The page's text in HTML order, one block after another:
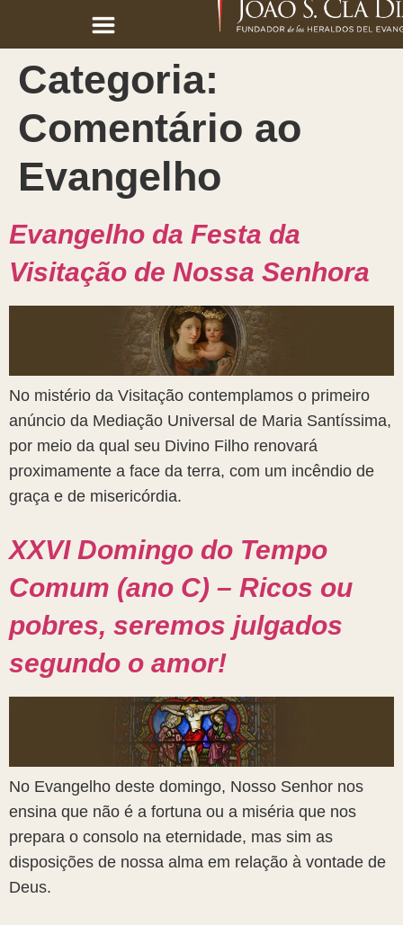
Categoria:
Comentário ao
Evangelho
Evangelho da Festa da
Visitação de Nossa Senhora
No mistério da Visitação contemplamos o primeiro
anúncio da Mediação Universal de Maria Santíssima,
por meio da qual seu Divino Filho renovará
proximamente a face da terra, com um incêndio de
graça e de misericórdia.
XXVI Domingo do Tempo
Comum (ano C) – Ricos ou
pobres, seremos julgados
segundo o amor!
No Evangelho deste domingo, Nosso Senhor nos
ensina que não é a fortuna ou a miséria que nos
prepara o consolo na eternidade, mas sim as
disposições de nossa alma em relação à vontade de
Deus.